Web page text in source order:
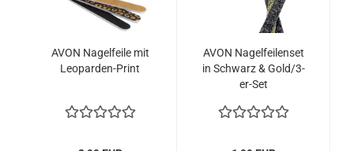
AVON Na­gel­fei­le mit
Leoparden-​​Print
AVON Na­gel­fei­len­set
in Schwarz & Gold/3-​
er-​Set